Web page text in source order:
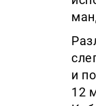
и
12